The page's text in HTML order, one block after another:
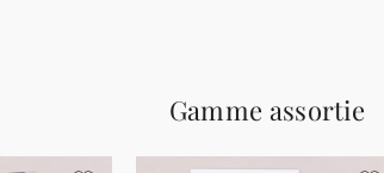
Gamme assortie